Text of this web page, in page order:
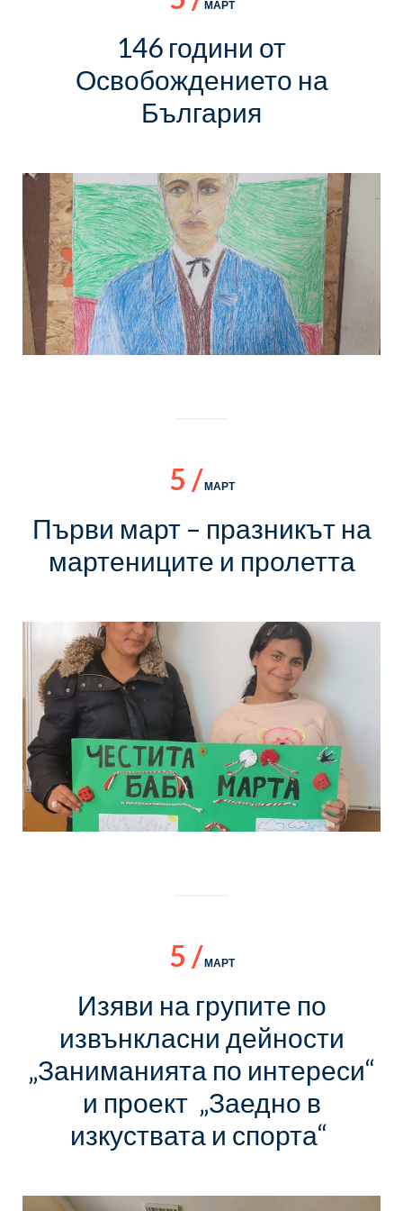
МАРТ
146 години от
Освобождението на
България
5 /МАРТ
Първи март – празникът на
мартениците и пролетта
5 /МАРТ
Изяви на групите по
извънкласни дейности
„Заниманията по интереси“
и проект „Заедно в
изкуствата и спорта“